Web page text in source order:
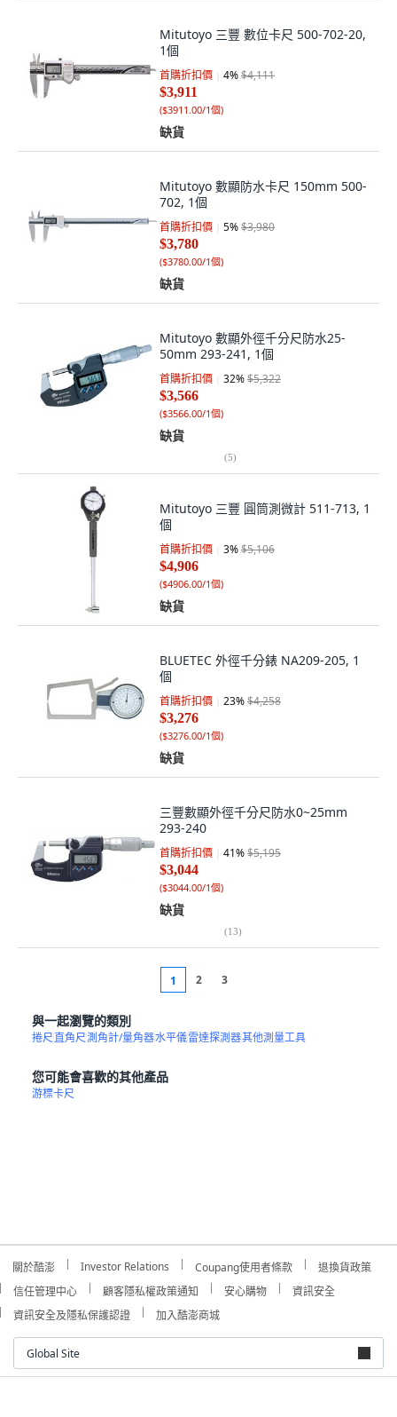
Mitutoyo 三豐 數位卡尺 500-702-20,
1個
首購折扣價 4%$4,111
$3,911
($3911.00/1個)
缺貨
Mitutoyo 數顯防水卡尺 150mm 500-
702, 1個
首購折扣價 5%$3,980
$3,780
($3780.00/1個)
缺貨
Mitutoyo 數顯外徑千分尺防水25-
50mm 293-241, 1個
首購折扣價 32%$5,322
$3,566
($3566.00/1個)
缺貨
(5)
Mitutoyo 三豐 圓筒測微計 511-713, 1
個
首購折扣價 3%$5,106
$4,906
($4906.00/1個)
缺貨
BLUETEC 外徑千分錶 NA209-205, 1
個
首購折扣價 23%$4,258
$3,276
($3276.00/1個)
缺貨
三豐數顯外徑千分尺防水0~25mm
293-240
首購折扣價 41%$5,195
$3,044
($3044.00/1個)
缺貨
(13)
1 2 3
與一起瀏覽的類別
捲尺直角尺測角計/量角器水平儀雷達探測器其他測量工具
您可能會喜歡的其他產品
游標卡尺
關於酷澎 Investor Relations Coupang使用者條款
退換貨政策
信任管理中心
顧客隱私權政策通知 安心購物
資訊安全
資訊安全及隱私保護認證
加入酷澎商城
Global Site